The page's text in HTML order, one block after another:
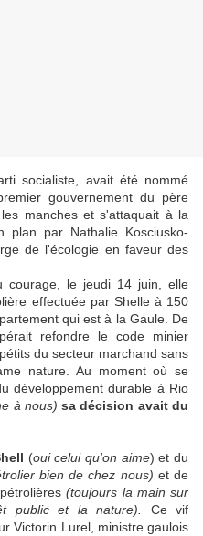
socialiste, avait été nommé
gouvernement du père
manches et s'attaquait à la
plan par Nathalie Kosciusko-
de l'écologie en faveur des
le jeudi 14 juin, elle
effectuée par Shelle à 150
qui est à la Gaule. De
refondre le code minier
du secteur marchand sans
nature. Au moment où se
développement durable à Rio
à nous) sa décision avait du
(oui celui qu'on aime) et du
bien de chez nous) et de
(toujours la main sur
public et la nature).
Ce vif
Victorin Lurel, ministre gaulois